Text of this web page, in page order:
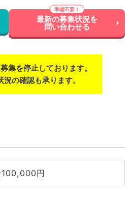
最新の募集状況を
問い合わせる
集を停止しております。
の確認も承ります。
100,000円